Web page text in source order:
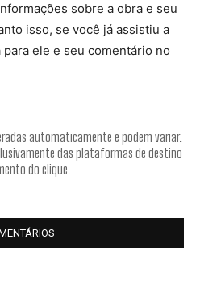
sobre a obra e seu
isso, se você já assistiu a
ele e seu comentário no
automaticamente e podem variar.
das plataformas de destino
do clique.